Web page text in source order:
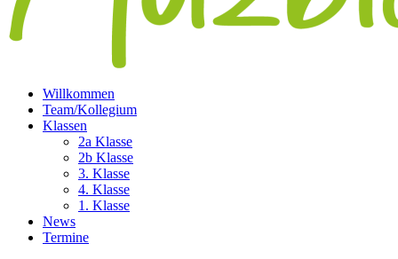
Willkommen
Team/Kollegium
Klassen
2a Klasse
2b Klasse
3. Klasse
4. Klasse
1. Klasse
News
Termine